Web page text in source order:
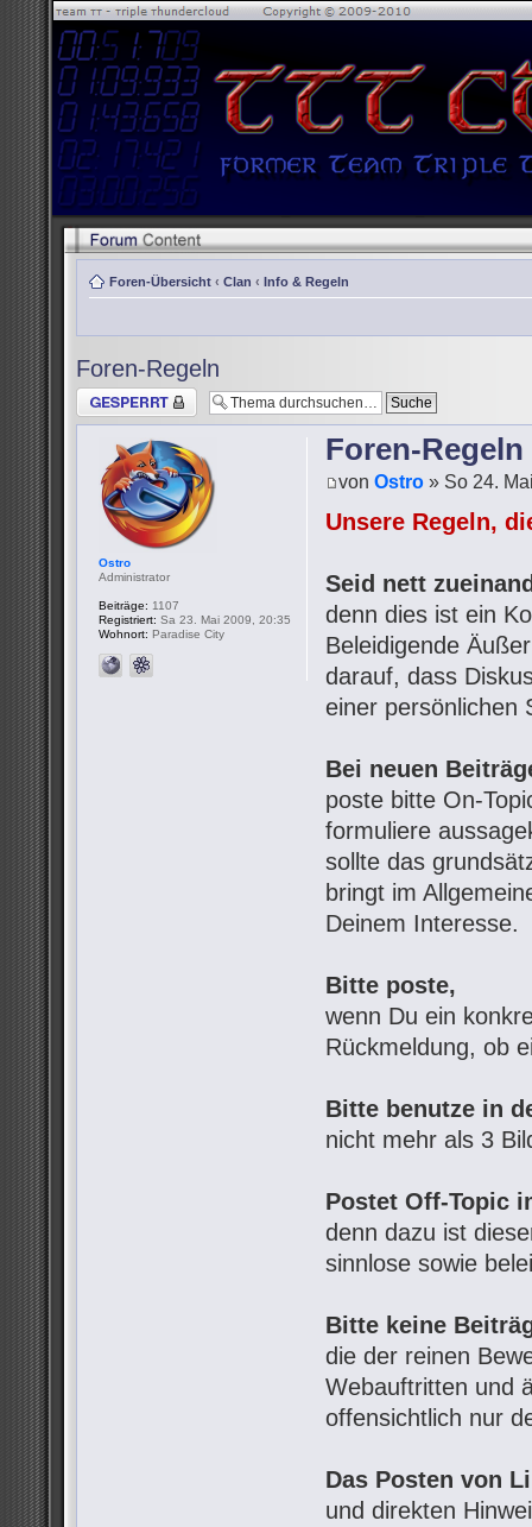
Foren-Übersicht ‹ Clan ‹ Info & Regeln
Foren-Regeln
Thema gesperrt
Foren-Regeln
vonOstro » So 24.
Unsere Regeln,
Seid nett
denn dies ist ein
Beleidigende
darauf, dass
einer persönlichen
Bei neuen
poste bitte On-
formuliere
sollte das
bringt im
Deinem Interesse.
Bitte poste,
wenn Du ein
Rückmeldung, ob
Bitte benutze in
nicht mehr als 3
Postet Off-Topic
denn dazu ist
sinnlose sowie
Bitte keine
die der reinen
Webauftritten und
offensichtlich nur
Das Posten von
und direkten
Ostro
Administrator
Beiträge: 1107
Registriert: Sa 23. Mai 2009, 20:35
Wohnort: Paradise City